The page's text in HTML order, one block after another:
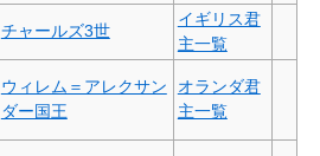
チャールズ3世
イギリス君
主一覧
ウィレム＝アレクサン
ダー国王
オランダ君
主一覧